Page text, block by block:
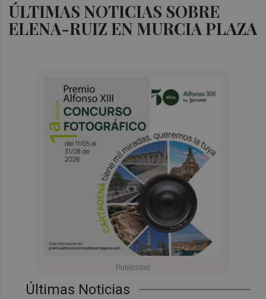
ÚLTIMAS NOTICIAS SOBRE
ELENA-RUIZ EN MURCIA PLAZA
Últimas Noticias